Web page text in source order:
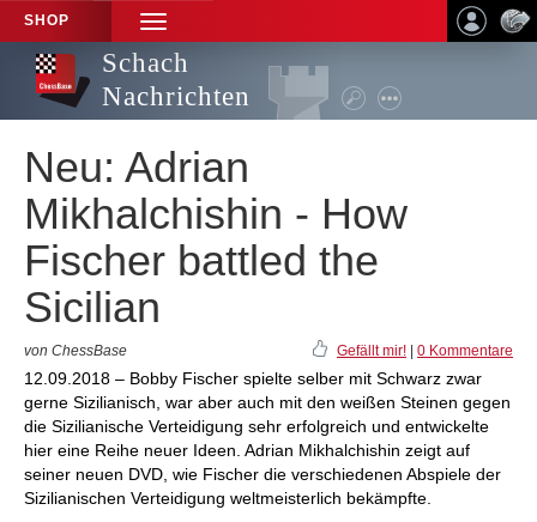
SHOP
TOGGLE
NAVIGATION
Schach
Nachrichten
Neu: Adrian
Mikhalchishin - How
Fischer battled the
Sicilian
von ChessBase Gefällt mir! 0 Kommentare
12.09.2018 – Bobby Fischer spielte selber mit Schwarz zwar
gerne Sizilianisch, war aber auch mit den weißen Steinen gegen
die Sizilianische Verteidigung sehr erfolgreich und entwickelte
hier eine Reihe neuer Ideen. Adrian Mikhalchishin zeigt auf
seiner neuen DVD, wie Fischer die verschiedenen Abspiele der
Sizilianischen Verteidigung weltmeisterlich bekämpfte.